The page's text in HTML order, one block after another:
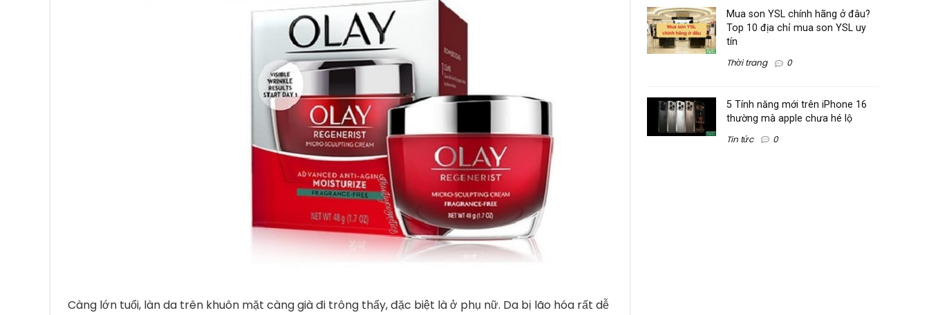
Càng lớn tuổi, làn da trên khuôn mặt càng già đi trông thấy, đặc biệt là ở phụ nữ. Da bị lão hóa rất dễ
Mua son YSL chính hãng ở đâu?
Top 10 địa chỉ mua son YSL uy
tín
Thời trang 0
5 Tính năng mới trên iPhone 16
thường mà apple chưa hé lộ
Tin tức 0